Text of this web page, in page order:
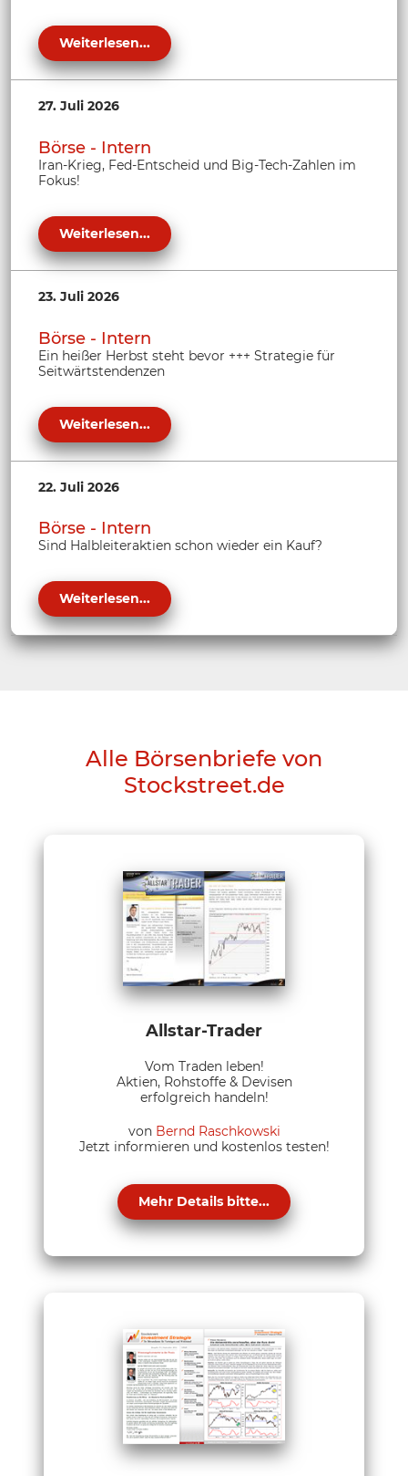
Weiterlesen...
27. Juli 2026
Börse - Intern
Iran-Krieg, Fed-Entscheid und Big-Tech-Zahlen im
Fokus!
Weiterlesen...
23. Juli 2026
Börse - Intern
Ein heißer Herbst steht bevor +++ Strategie für
Seitwärtstendenzen
Weiterlesen...
22. Juli 2026
Börse - Intern
Sind Halbleiteraktien schon wieder ein Kauf?
Weiterlesen...
Alle Börsenbriefe von
Stockstreet.de
Allstar-Trader
Vom Traden leben!
Aktien, Rohstoffe & Devisen
erfolgreich handeln!
von Bernd Raschkowski
Jetzt informieren und kostenlos testen!
Mehr Details bitte...